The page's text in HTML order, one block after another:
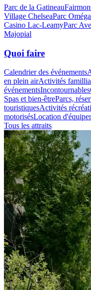
Parc de la Gatineau
Village ChelseaParc Oméga
Casino Lac-LeamyParc
Majopial
Quoi faire
Calendrier des événements
en plein airActivités
événementsIncontournables
Spas et bien-êtreParcs,
touristiquesActivités
motorisésLocation
Tous les attraits